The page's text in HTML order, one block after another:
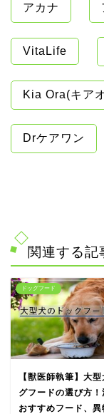
アカナ
VitaLife
Kia Ora(キア
Drケアワン
関連する記
ドッグフード
【獣医師執筆】大
グフードの選び方！
おすすめフード、異